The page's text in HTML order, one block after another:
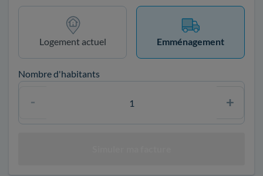
Logement actuel Emménagement
Nombre d'habitants